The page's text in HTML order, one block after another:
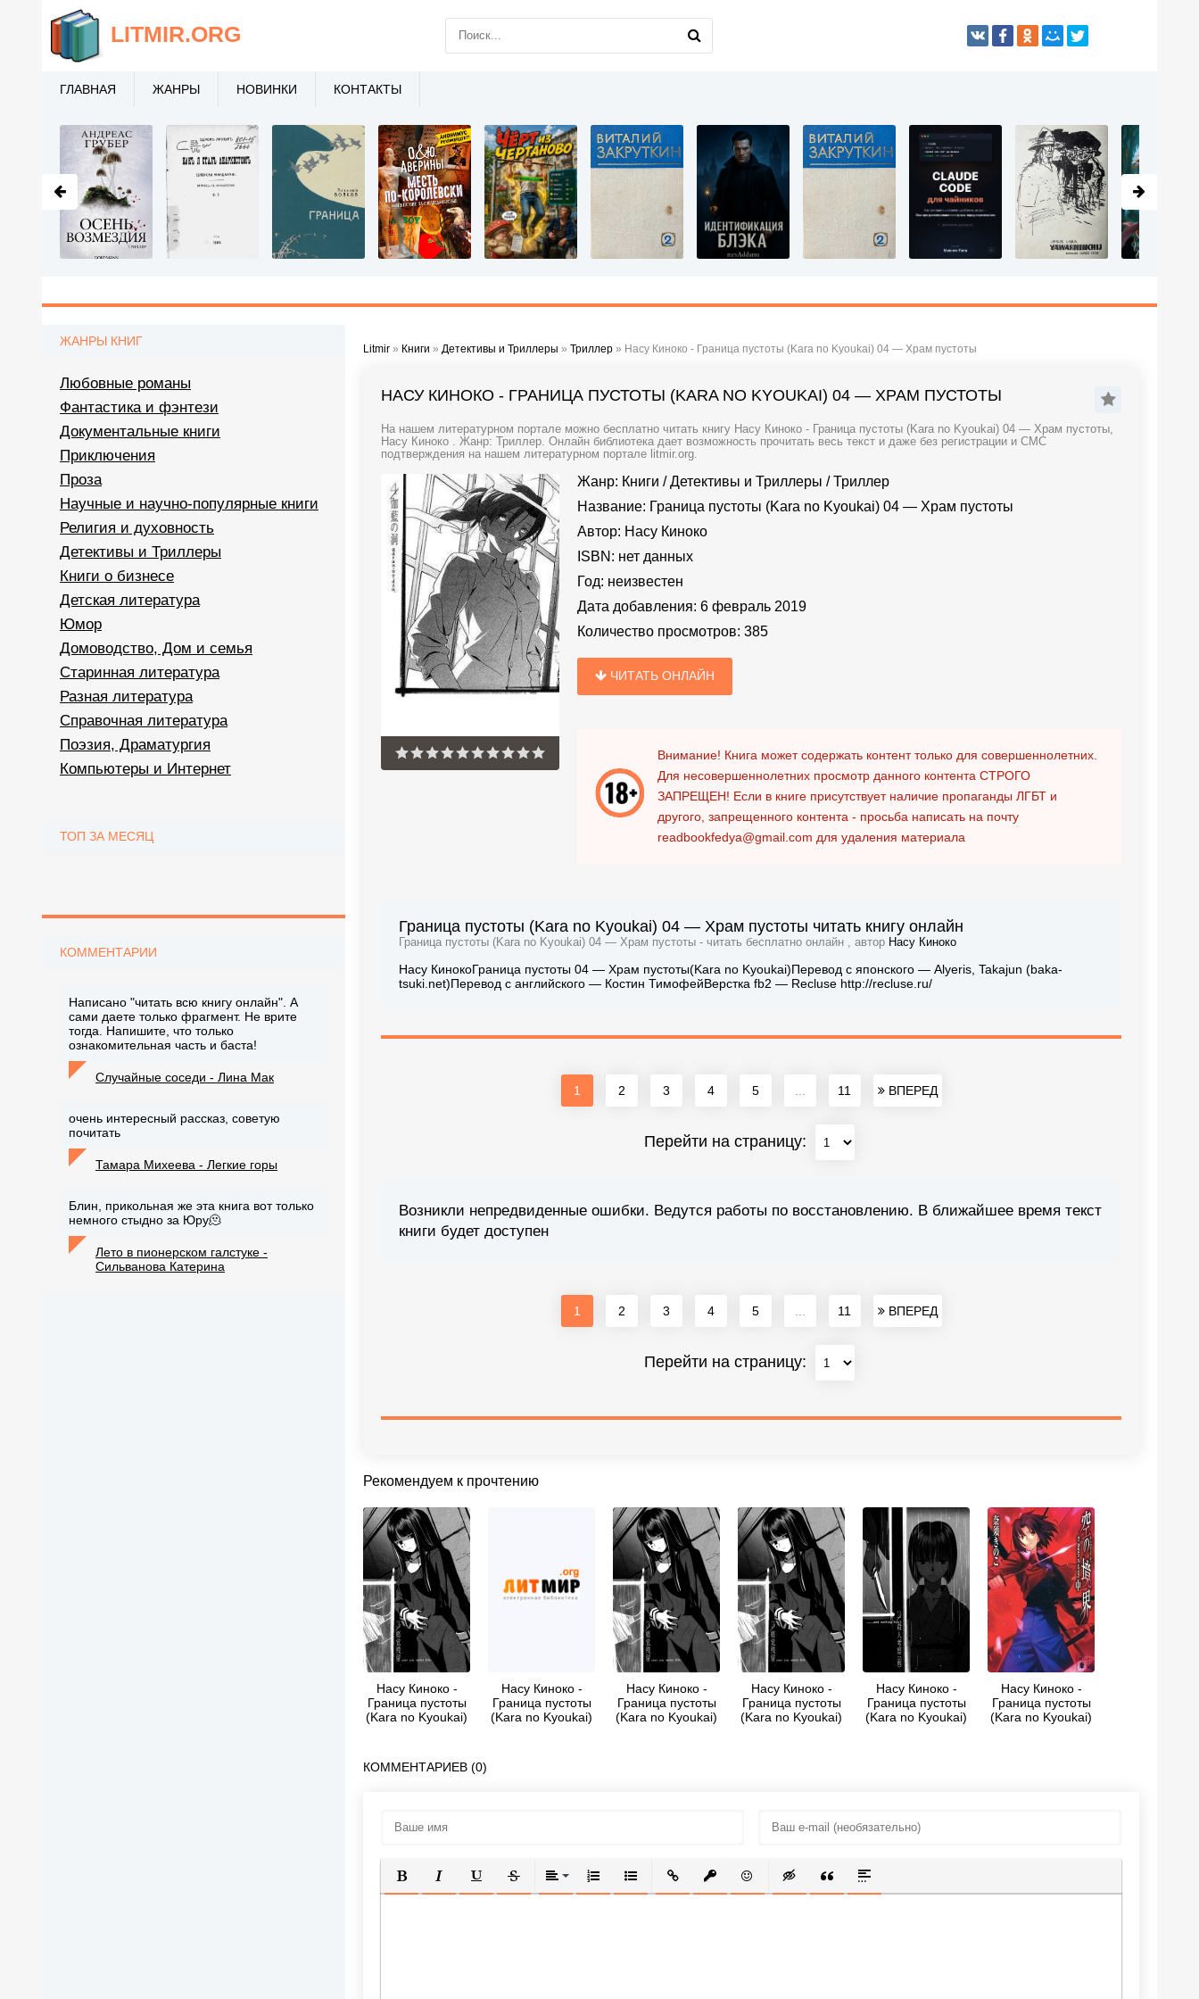
Litmir » Книги » Детективы и Триллеры » Триллер » Насу Киноко - Граница пустоты (Kara no Kyoukai) 04 — Храм пустоты
НАСУ КИНОКО - ГРАНИЦА ПУСТОТЫ (KARA NO KYOUKAI) 04 — ХРАМ ПУСТОТЫ
На нашем литературном портале можно бесплатно читать книгу Насу Киноко - Граница пустоты (Kara no Kyoukai) 04 — Храм пустоты,
Насу Киноко . Жанр: Триллер. Онлайн библиотека дает возможность прочитать весь текст и даже без регистрации и СМС
подтверждения на нашем литературном портале litmir.org.
Жанр: Книги /Детективы и Триллеры /Триллер
Название: Граница пустоты (Kara no Kyoukai) 04 — Храм пустоты
Автор: Насу Киноко
ISBN: нет данных
Год: неизвестен
Дата добавления: 6 февраль 2019
Количество просмотров: 385
ЧИТАТЬ ОНЛАЙН
Внимание! Книга может содержать контент только для совершеннолетних.
Для несовершеннолетних просмотр данного контента СТРОГО
ЗАПРЕЩЕН! Если в книге присутствует наличие пропаганды ЛГБТ и
другого, запрещенного контента - просьба написать на почту
readbookfedya@gmail.com для удаления материала
Граница пустоты (Kara no Kyoukai) 04 — Храм пустоты читать книгу онлайн
Граница пустоты (Kara no Kyoukai) 04 — Храм пустоты - читать бесплатно онлайн , автор Насу Киноко
Насу КинокоГраница пустоты 04 — Храм пустоты(Kara no Kyoukai)Перевод с японского — Alyeris, Takajun (baka-
tsuki.net)Перевод с английского — Костин ТимофейВерстка fb2 — Recluse http://recluse.ru/
1 2 3 4 5 11 ВПЕРЕД
Перейти на страницу:
Возникли непредвиденные ошибки. Ведутся работы по восстановлению. В ближайшее время текст
книги будет доступен
1 2 3 4 5 11 ВПЕРЕД
Перейти на страницу:
Рекомендуем к прочтению
Насу Киноко -
Граница пустоты
(Kara no Kyoukai)
Насу Киноко -
Граница пустоты
(Kara no Kyoukai)
Насу Киноко -
Граница пустоты
(Kara no Kyoukai)
Насу Киноко -
Граница пустоты
(Kara no Kyoukai)
Насу Киноко -
Граница пустоты
(Kara no Kyoukai)
Насу Киноко -
Граница пустоты
(Kara no Kyoukai)
КОММЕНТАРИЕВ (0)
ПОЛУЖИРНЫЙ
КУРСИВПОДЧЕРКНУТЫЙ
ЗАЧЕРКНУТЫЙВЫРАВНИВАНИЕ
НУМЕРОВАННЫЙ СПИСОК
МАРКИРОВАННЫЙ СПИСОК
ВСТАВИТЬ ССЫЛКУ
ВСТАВИТЬ ЗАЩИЩЕННУЮ ССЫЛКУ
ВСТАВИТЬ СМАЙЛИК
ВСТАВКА СКРЫТОГО ТЕКСТА
ВСТАВКА ЦИТАТЫ
ВСТАВКА СПОЙЛЕРА
ЖАНРЫ КНИГ
Любовные романы
Фантастика и фэнтези
Документальные книги
Приключения
Проза
Научные и научно-популярные книги
Религия и духовность
Детективы и Триллеры
Книги о бизнесе
Детская литература
Юмор
Домоводство, Дом и семья
Старинная литература
Разная литература
Справочная литература
Поэзия, Драматургия
Компьютеры и Интернет
ТОП ЗА МЕСЯЦ
КОММЕНТАРИИ
Написано "читать всю книгу онлайн". А
сами даете только фрагмент. Не врите
тогда. Напишите, что только
ознакомительная часть и баста!
Случайные соседи - Лина Мак
очень интересный рассказ, советую
почитать
Тамара Михеева - Легкие горы
Блин, прикольная же эта книга вот только
немного стыдно за Юру🫠
Лето в пионерском галстуке -
Сильванова Катерина
LITMIR.ORG
ГЛАВНАЯ ЖАНРЫ НОВИНКИ КОНТАКТЫ